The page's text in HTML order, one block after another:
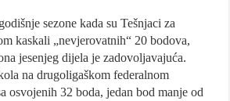
sezone kada su Tešnjaci za
kaskali „nevjerovatnih“ 20 bodova,
jesenjeg dijela je zadovoljavajuća.
na drugoligaškom federalnom
osvojenih 32 boda, jedan bod manje od